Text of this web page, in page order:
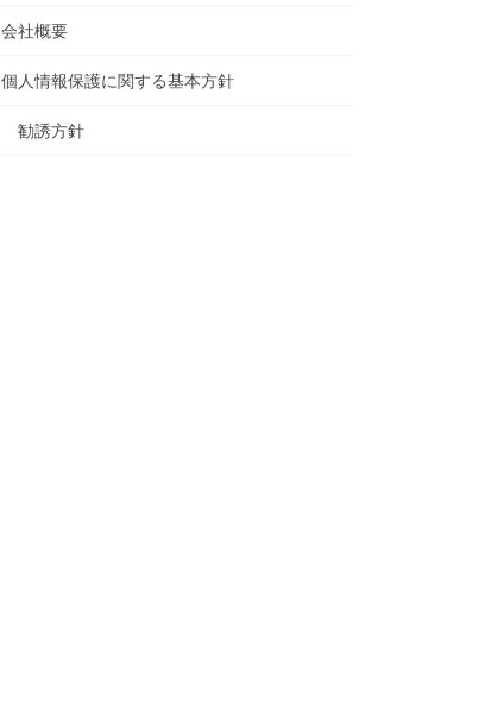
会社概要
個人情報保護に関する基本方針
勧誘方針